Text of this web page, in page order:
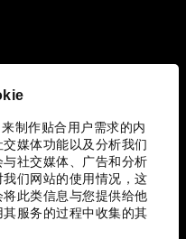
制作贴合用户需求的内
媒体功能以及分析我们
社交媒体、广告和分析
们网站的使用情况，这
此类信息与您提供给他
服务的过程中收集的其